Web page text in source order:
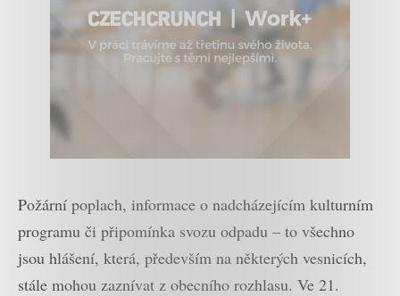
Požární poplach, informace o nadcházejícím kulturním
programu či připomínka svozu odpadu – to všechno
jsou hlášení, která, především na některých vesnicích,
stále mohou zaznívat z obecního rozhlasu. Ve 21.